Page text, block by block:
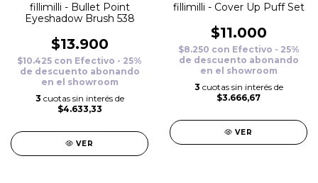
fillimilli - Bullet Point
Eyeshadow Brush 538
$13.900
$10.425 con Efectivo - 25%
de descuento abonando
en el showroom
3 cuotas sin interés de
$4.633,33
VER
fillimilli - Cover Up Puff Set
$11.000
$8.250 con Efectivo - 25%
de descuento abonando
en el showroom
3 cuotas sin interés de
$3.666,67
VER